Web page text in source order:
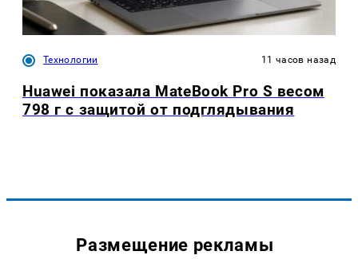
Технологии 11 часов назад
Huawei показала MateBook Pro S весом
798 г с защитой от подглядывания
Размещение рекламы